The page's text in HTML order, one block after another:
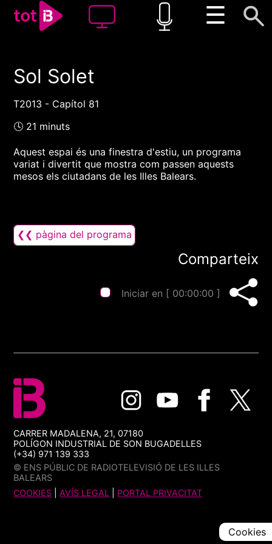
☰
00:00 00:00
1x
Sol Solet
T2013 - Capítol 81
🕓 21 minuts
Aquest espai és una finestra d'estiu, un programa
variat i divertit que mostra com passen aquests
mesos els ciutadans de les Illes Balears.
❮❮ pàgina del programa
Comparteix
Iniciar en [ 00:00:00 ]
CARRER MADALENA, 21, 07180
POLÍGON INDUSTRIAL DE SON BUGADELLES
(+34) 971 139 333
© ENS PÚBLIC DE RADIOTELEVISIÓ DE LES ILLES
BALEARS
COOKIES |AVÍS LEGAL PORTAL PRIVACITAT
Cookies